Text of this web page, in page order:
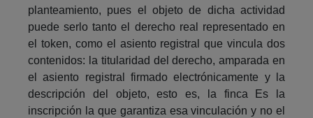
planteamiento, pues el objeto de dicha actividad
puede serlo tanto el derecho real representado en
el token, como el asiento registral que vincula dos
contenidos: la titularidad del derecho, amparada en
el asiento registral firmado electrónicamente y la
descripción del objeto, esto es, la finca Es la
inscripción la que garantiza esa vinculación y no el